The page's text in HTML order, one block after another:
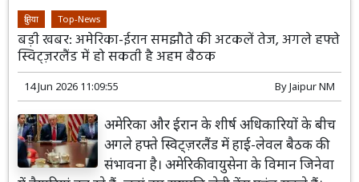
दुनिया Top-News
बड़ी खबर: अमेरिका-ईरान समझौते की अटकलें तेज, अगले हफ्ते
स्विट्ज़रलैंड में हो सकती है अहम बैठक
14 Jun 2026 11:09:55 ByJaipur NM
अमेरिका और ईरान के शीर्ष अधिकारियों के बीच
अगले हफ्ते स्विट्ज़रलैंड में हाई-लेवल बैठक की
संभावना है। अमेरिकी वायुसेना के विमान जिनेवा